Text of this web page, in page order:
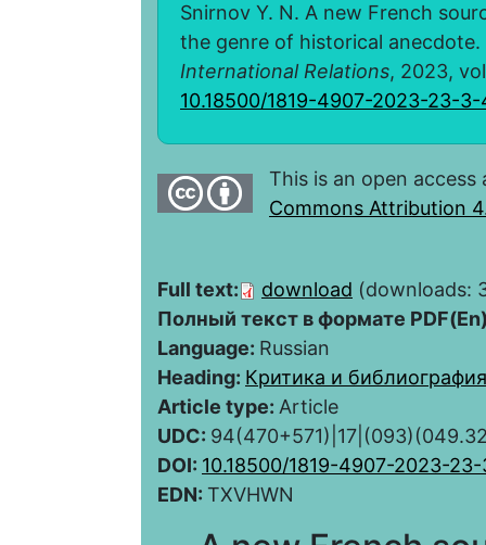
Snirnov Y. N. A new French
the genre of historical anecdote.
International Relations, 2023,
10.18500/1819-4907-2023-23-
This is an open
Commons Attribution
Full text: download (downloads:
Полный текст в формате
Language: Russian
Heading: Критика и библиография
Article type: Article
UDC:
DOI: 10.18500/1819-4907-2023-
EDN: TXVHWN